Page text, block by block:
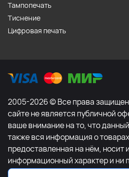
Тампопечать
Тиснение
Цифровая печать
2005-2026 © Все права
сайте не является публичной
ваше внимание на то, что
также вся информация о
предоставленная на нём, носит
информационный характер и ни
является публичной офертой,